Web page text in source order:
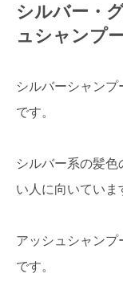
シルバー・
ュシャンプ
シルバーシャン
です。
シルバー系の髪
い人に向いていま
アッシュシャンプ
です。